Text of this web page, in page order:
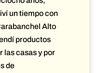
un tiempo con
Alto
productos
las casas y por
de